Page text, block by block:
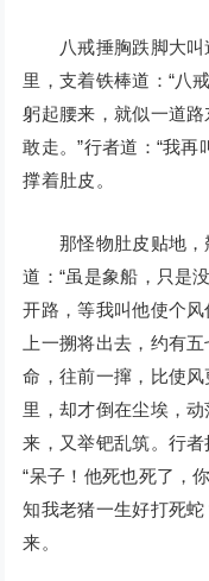
八戒捶胸跌脚大叫
里，支着铁棒道：“八
躬起腰来，就似一道
敢走。”行者道：“我
撑着肚皮。
那怪物肚皮贴地，
道：“虽是象船，只是
开路，等我叫他使个
上一搠将出去，约有
命，往前一撺，比使
里，却才倒在尘埃，
来，又举钯乱筑。行
“呆子！他死也死了，
知我老猪一生好打死
来。